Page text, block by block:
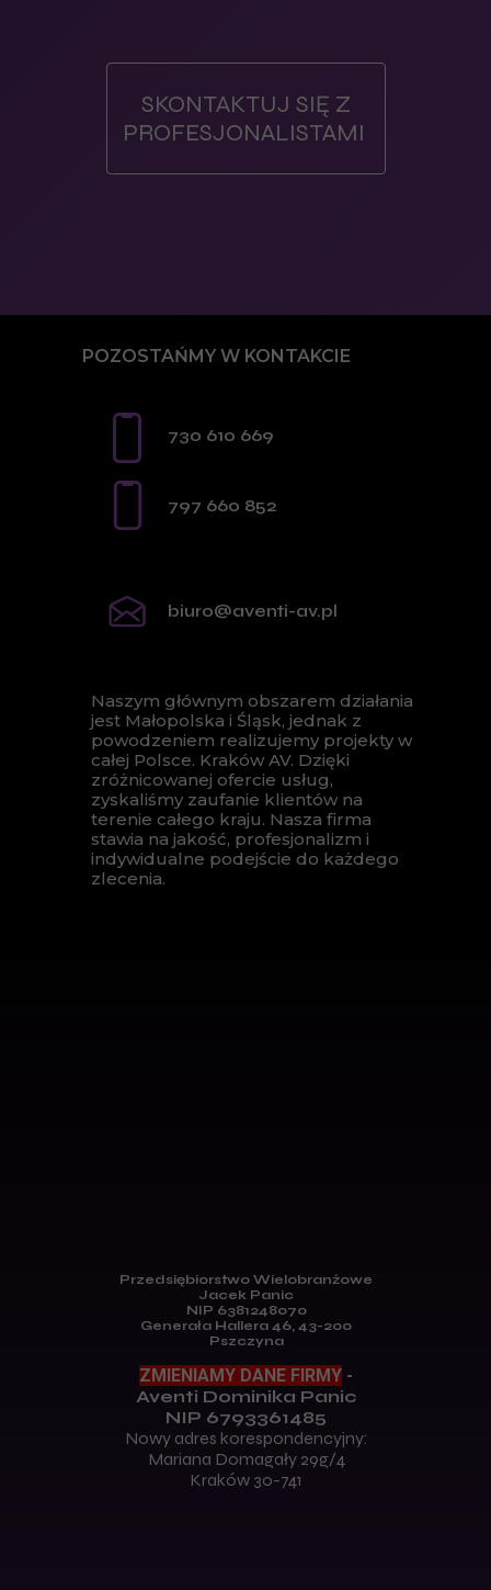
SKONTAKTUJ SIĘ Z
PROFESJONALISTAMI
730 610 669
797 660 852
biuro@aventi-av.pl
Naszym głównym obszarem działania
jest Małopolska i Śląsk, jednak z
powodzeniem realizujemy projekty w
całej Polsce. Kraków AV. Dzięki
zróżnicowanej ofercie usług,
zyskaliśmy zaufanie klientów na
terenie całego kraju. Nasza firma
stawia na jakość, profesjonalizm i
indywidualne podejście do każdego
zlecenia.
Przedsiębiorstwo Wielobranżowe
Jacek Panic
NIP 6381248070
Generała Hallera 46, 43-200
Pszczyna
ZMIENIAMY DANE FIRMY -
Aventi Dominika Panic
NIP 6793361485
Nowy adres korespondencyjny:
Mariana Domagały 29g/4
Kraków 30-741
POZOSTAŃMY W KONTAKCIE